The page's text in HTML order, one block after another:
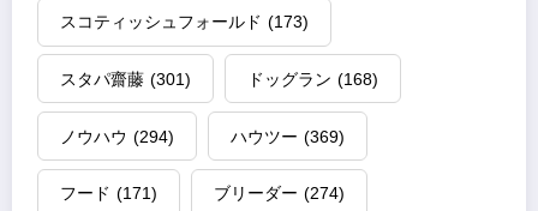
スコティッシュフォールド (173)
スタパ齋藤 (301) ドッグラン (168)
ノウハウ (294) ハウツー (369)
フード (171) ブリーダー (274)